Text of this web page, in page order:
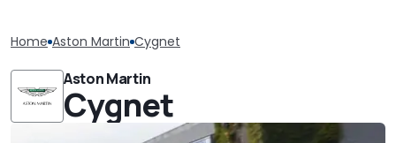
Home Aston Martin Cygnet
Aston Martin
Cygnet